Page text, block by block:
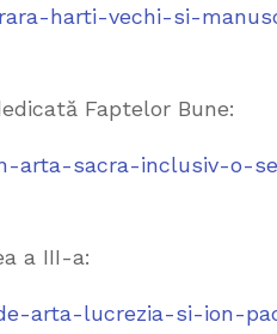
harti-vechi-si-
Faptelor Bune:
arta-sacra-inclusiv-o-
a III-a:
arta-lucrezia-si-ion-